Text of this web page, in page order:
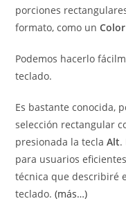
porciones
formato, como un
Podemos hacerlo
teclado.
Es bastante conocida,
selección rectangular
presionada la teclaAlt.
para usuarios
técnica que describiré
teclado.(más…)